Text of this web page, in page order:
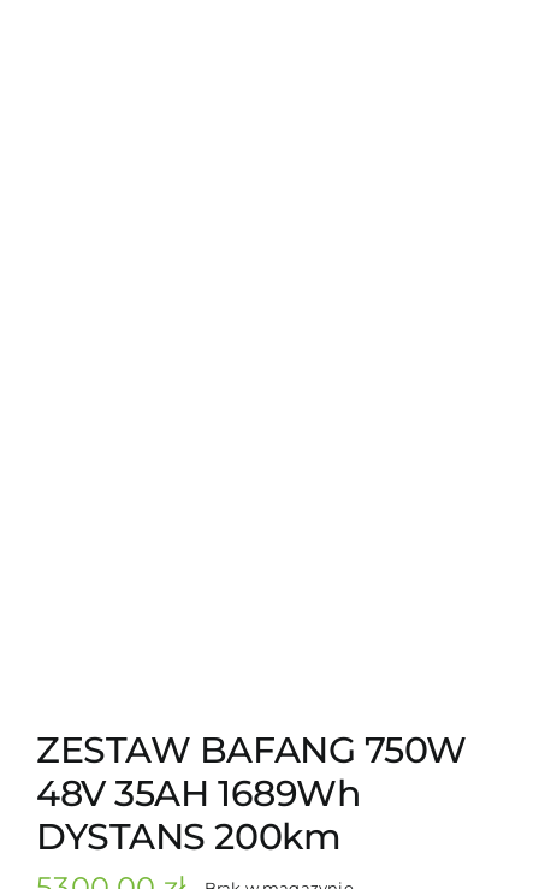
ZESTAW BAFANG 750W
48V 35AH 1689Wh
DYSTANS 200km